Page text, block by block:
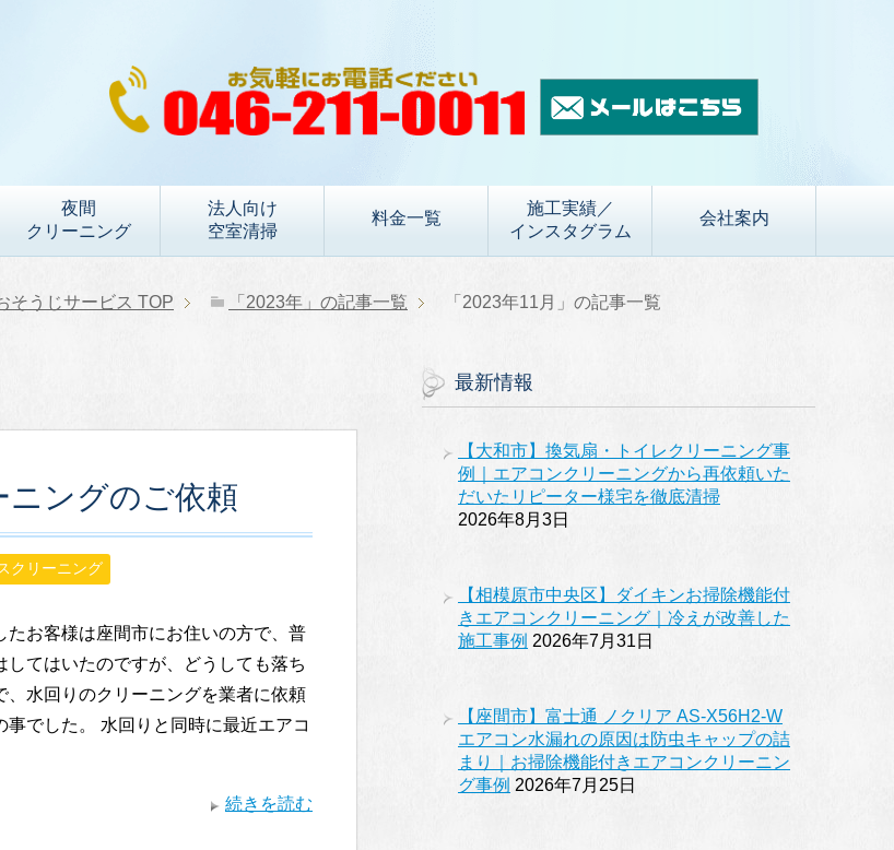
夜間
クリーニング
法人向け
空室清掃
料金一覧
施工実績／
インスタグラム
会社案内
そうじサービス TOP 「2023年」の記事一覧 「2023年11月」の記事一覧
ニングのご依頼
クリーニング
たお客様は座間市にお住いの方で、普
してはいたのですが、どうしても落ち
、水回りのクリーニングを業者に依頼
事でした。 水回りと同時に最近エアコ
続きを読む
最新情報
【大和市】換気扇・トイレクリーニング事
例｜エアコンクリーニングから再依頼いた
だいたリピーター様宅を徹底清掃
2026年8月3日
【相模原市中央区】ダイキンお掃除機能付
きエアコンクリーニング｜冷えが改善した
施工事例 2026年7月31日
【座間市】富士通 ノクリア AS-X56H2-W
エアコン水漏れの原因は防虫キャップの詰
まり｜お掃除機能付きエアコンクリーニン
グ事例 2026年7月25日